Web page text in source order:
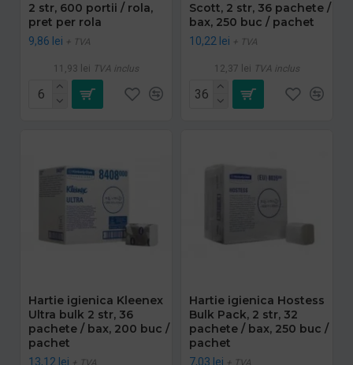
2 str, 600 portii / rola,
pret per rola
9,86 lei + TVA
11,93 lei TVA inclus
Scott, 2 str, 36 pachete /
bax, 250 buc / pachet
10,22 lei + TVA
12,37 lei TVA inclus
Hartie igienica Kleenex
Ultra bulk 2 str, 36
pachete / bax, 200 buc /
pachet
13,12 lei + TVA
Hartie igienica Hostess
Bulk Pack, 2 str, 32
pachete / bax, 250 buc /
pachet
7,03 lei + TVA